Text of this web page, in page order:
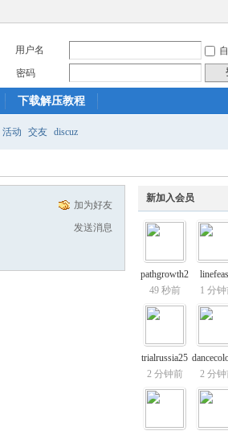
用户名
密码
下载解压教程
活动 交友 discuz
新加入会员
pathgrowth2
49 秒前
1 分
trialrussia25
2 分钟前
2 分钟
加为好友
发送消息